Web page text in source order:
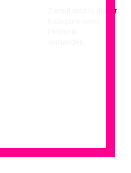
Zurzeit sind in dieser